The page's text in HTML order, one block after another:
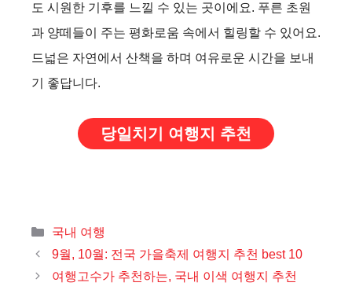
도 시원한 기후를 느낄 수 있는 곳이에요. 푸른 초원
과 양떼들이 주는 평화로움 속에서 힐링할 수 있어요.
드넓은 자연에서 산책을 하며 여유로운 시간을 보내
기 좋답니다.
당일치기 여행지 추천
카
테
리
국내 여행
9월, 10월: 전국 가을축제 여행지 추천 best 10
여행고수가 추천하는, 국내 이색 여행지 추천